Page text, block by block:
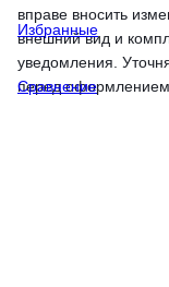
вправе вносить
внешний вид и
уведомления.
перед оформлением
Избранные
Сравнение